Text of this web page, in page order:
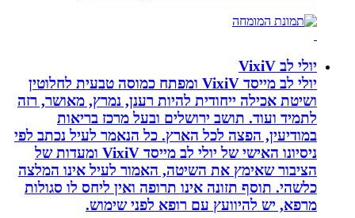
יולי לב VixiV
יולי לב מייסד VixiV ומפתח כמוסה טבעית לחלוטין
ושיטת אכילה ייחודית להיות רענן, נמרץ, מאושר, רזה
לתמיד ועוד. תושב ירושלים ובעל מרכז בריאות
במודיעין, הפצה לכל הארץ. כל הנאמר לעיל נכתב לפי
ניסיונו האישי של יולי לב מייסד VixiV ומעדות של
הציבור שאימץ את השיטה, האמור לעיל אינו המלצה
כלשהי. תוסף תזונה אינו תרופה ואין ליחס לו סגולות
מרפא, יש להיוועץ עם רופא לפני שימוש.